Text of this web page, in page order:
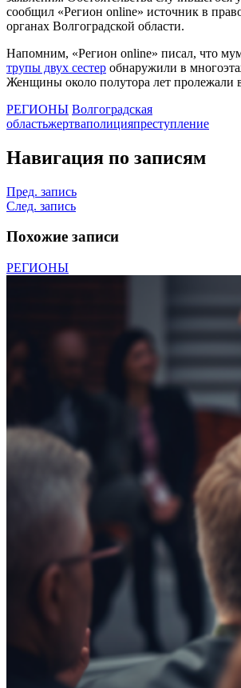
сообщил «Регион online» источник в
органах Волгоградской области.
Напомним, «Регион online» писал, что
трупы двух сестер обнаружили в
Женщины около полутора лет пролежали
РЕГИОНЫ Волгоградская
областьжертваполицияпреступление
Навигация по записям
Пред. запись
След. запись
Похожие записи
РЕГИОНЫ